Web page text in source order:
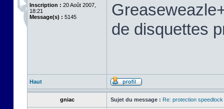
Inscription : 20 Août 2007,
18:21
Message(s) : 5145
de disquettes
Haut
gniac Sujet du message : Re: protection